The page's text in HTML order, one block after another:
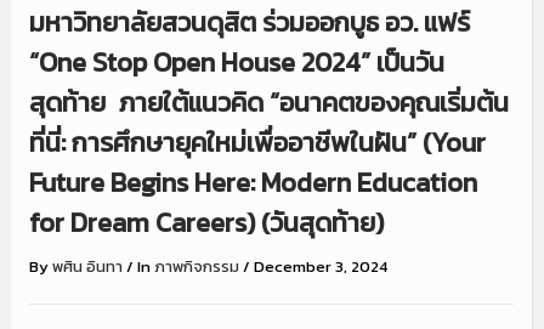
มหาวิทยาลัยสวนดุสิต ร่วมออกบูธ อว. แฟร์
“One Stop Open House 2024” เป็นวัน
สุดท้าย ภายใต้แนวคิด “อนาคตของคุณเริ่มต้น
ที่นี่: การศึกษายุคใหม่เพื่ออาชีพในฝัน” (Your
Future Begins Here: Modern Education
for Dream Careers) (วันสุดท้าย)
Byพศิน อินทา/ Inภาพกิจกรรม / December 3, 2024